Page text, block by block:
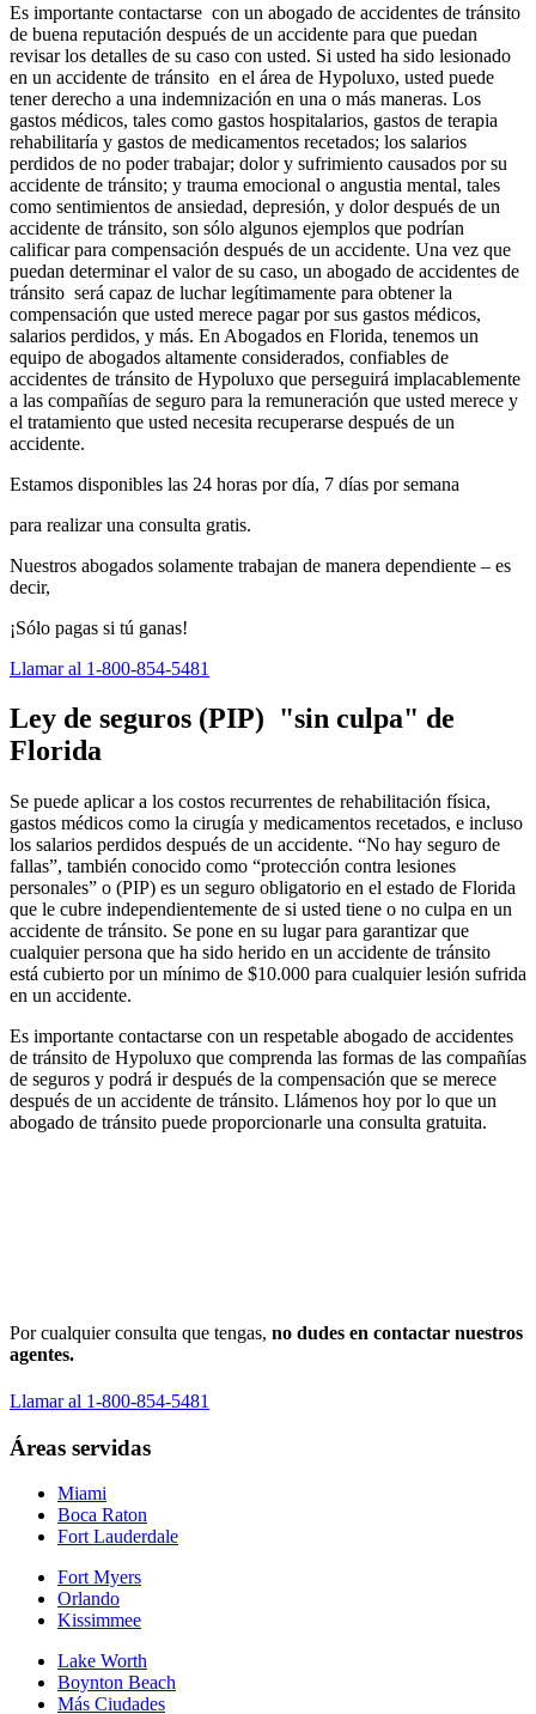
Es importante contactarse con un abogado de accidentes de tránsito
de buena reputación después de un accidente para que puedan
revisar los detalles de su caso con usted. Si usted ha sido lesionado
en un accidente de tránsito en el área de Hypoluxo, usted puede
tener derecho a una indemnización en una o más maneras. Los
gastos médicos, tales como gastos hospitalarios, gastos de terapia
rehabilitaría y gastos de medicamentos recetados; los salarios
perdidos de no poder trabajar; dolor y sufrimiento causados por su
accidente de tránsito; y trauma emocional o angustia mental, tales
como sentimientos de ansiedad, depresión, y dolor después de un
accidente de tránsito, son sólo algunos ejemplos que podrían
calificar para compensación después de un accidente. Una vez que
puedan determinar el valor de su caso, un abogado de accidentes de
tránsito será capaz de luchar legítimamente para obtener la
compensación que usted merece pagar por sus gastos médicos,
salarios perdidos, y más. En Abogados en Florida, tenemos un
equipo de abogados altamente considerados, confiables de
accidentes de tránsito de Hypoluxo que perseguirá implacablemente
a las compañías de seguro para la remuneración que usted merece y
el tratamiento que usted necesita recuperarse después de un
accidente.
Estamos disponibles las 24 horas por día, 7 días por semana
para realizar una consulta gratis.
Nuestros abogados solamente trabajan de manera dependiente – es
decir,
¡Sólo pagas si tú ganas!
Llamar al 1-800-854-5481
Ley de seguros (PIP) "sin culpa" de
Florida
Se puede aplicar a los costos recurrentes de rehabilitación física,
gastos médicos como la cirugía y medicamentos recetados, e incluso
los salarios perdidos después de un accidente. “No hay seguro de
fallas”, también conocido como “protección contra lesiones
personales” o (PIP) es un seguro obligatorio en el estado de Florida
que le cubre independientemente de si usted tiene o no culpa en un
accidente de tránsito. Se pone en su lugar para garantizar que
cualquier persona que ha sido herido en un accidente de tránsito
está cubierto por un mínimo de $10.000 para cualquier lesión sufrida
en un accidente.
Es importante contactarse con un respetable abogado de accidentes
de tránsito de Hypoluxo que comprenda las formas de las compañías
de seguros y podrá ir después de la compensación que se merece
después de un accidente de tránsito. Llámenos hoy por lo que un
abogado de tránsito puede proporcionarle una consulta gratuita.
Por cualquier consulta que tengas, no dudes en contactar nuestros
agentes.
Llamar al 1-800-854-5481
Áreas servidas
Miami
Boca Raton
Fort Lauderdale
Fort Myers
Orlando
Kissimmee
Lake Worth
Boynton Beach
Más Ciudades